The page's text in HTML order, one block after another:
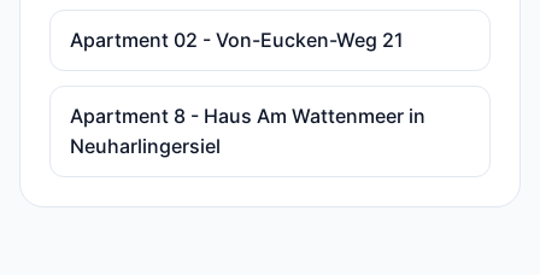
Apartment 02 - Von-Eucken-Weg 21
Apartment 8 - Haus Am Wattenmeer in
Neuharlingersiel